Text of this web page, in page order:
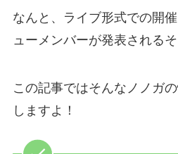
なんと、ライブ形式での開
ューメンバーが発表されるそ
この記事ではそんなノノガ
しますよ！